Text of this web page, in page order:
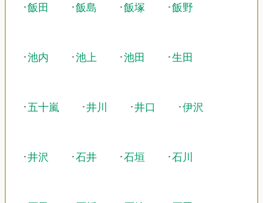
･飯田 ･飯島 ･飯塚 ･飯野
･池内 ･池上 ･池田 ･生田
･五十嵐 ･井川 ･井口 ･伊沢
･井沢 ･石井 ･石垣 ･石川